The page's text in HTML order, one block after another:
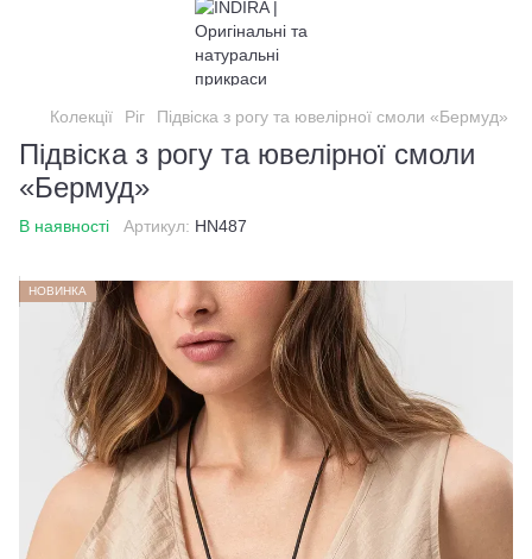
Колекції Ріг Підвіска з рогу та ювелірної смоли «Бермуд»
Підвіска з рогу та ювелірної смоли
«Бермуд»
В наявності Артикул: HN487
НОВИНКА